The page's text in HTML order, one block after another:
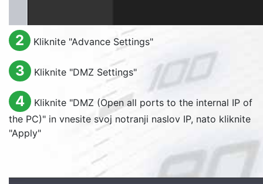
2 Kliknite "Advance Settings"
3 Kliknite "DMZ Settings"
4 Kliknite "DMZ (Open all ports to the internal IP of
the PC)" in vnesite svoj notranji naslov IP, nato kliknite
"Apply"